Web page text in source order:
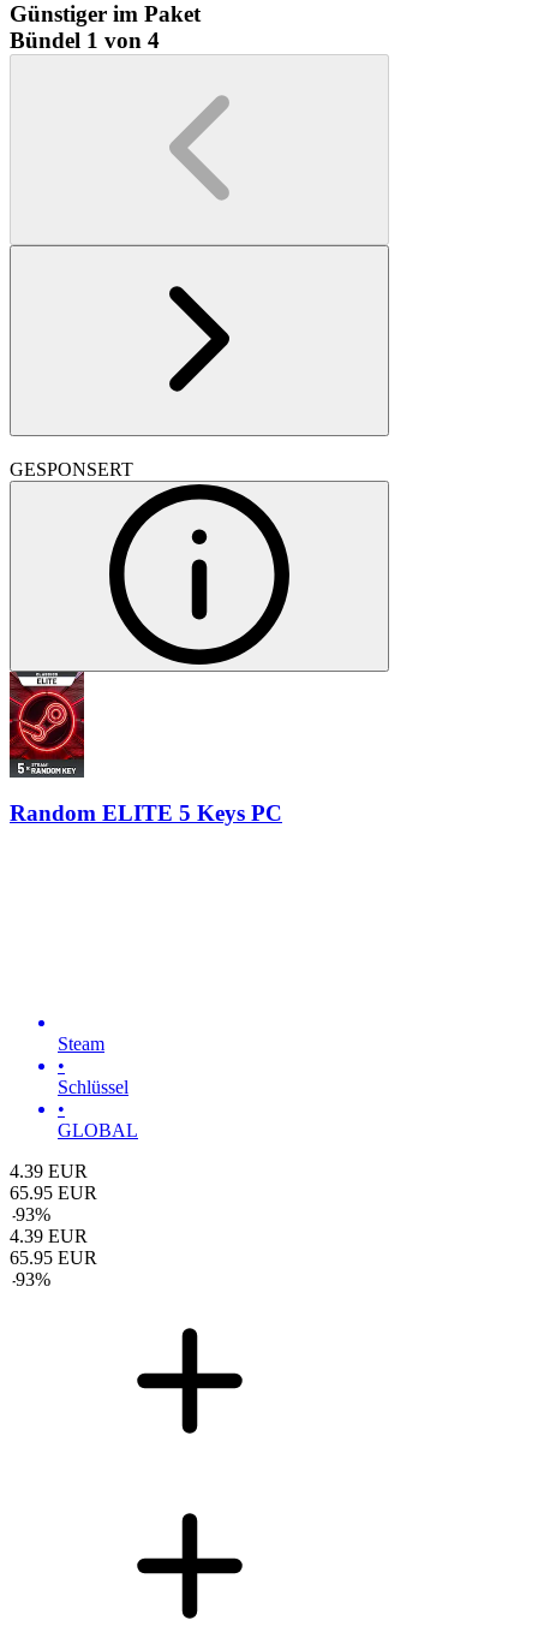
Günstiger im Paket
Bündel 1 von 4
GESPONSERT
Random ELITE 5 Keys PC
Steam
•
Schlüssel
•
GLOBAL
4.39 EUR
65.95 EUR
-93%
4.39 EUR
65.95 EUR
-93%